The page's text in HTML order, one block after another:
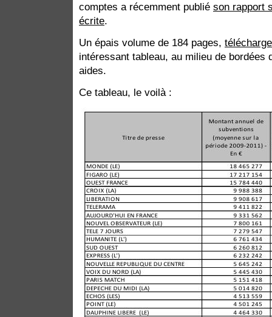
comptes a récemment publié son rapport
écrite.
Un épais volume de 184 pages,
intéressant tableau, au milieu de bordées
aides.
Ce tableau, le voilà :